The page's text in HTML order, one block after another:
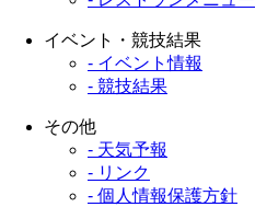
イベント・競技結果
- イベント情報
- 競技結果
その他
- 天気予報
- リンク
- 個人情報保護方針